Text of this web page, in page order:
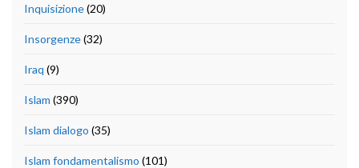
Inquisizione(20)
Insorgenze(32)
Iraq (9)
Islam (390)
Islam dialogo (35)
Islam fondamentalismo (101)